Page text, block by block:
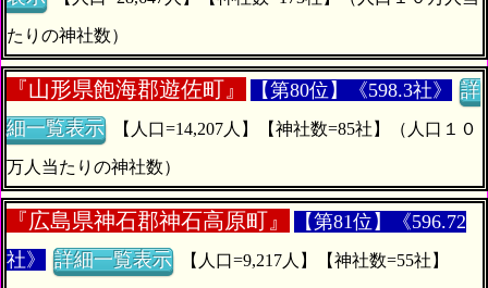
たりの神社数）
『山形県飽海郡遊佐町』 【第80位】《598.3社》
詳
細一覧表示
万人当たりの神社数）
『広島県神石郡神石高原町』
【第81位】《596.72
社》
詳細一覧表示